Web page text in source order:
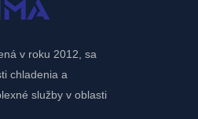
v roku 2012, sa
chladenia a
služby v oblasti